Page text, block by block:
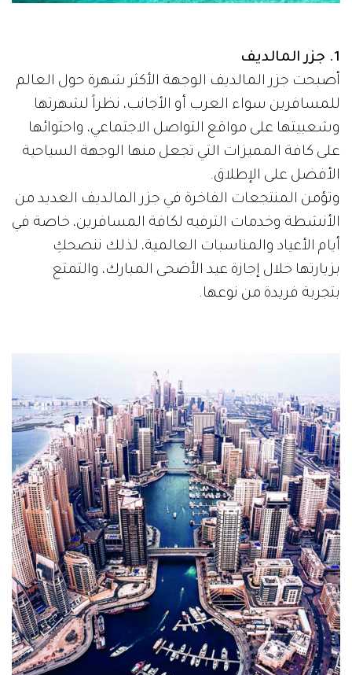
1. جزر المالديف
أصبحت جزر المالديف الوجهة الأكثر شهرة حول العالم
للمسافرين سواء العرب أو الأجانب، نظراً لشهرتها
وشعبيتها على مواقع التواصل الاجتماعي، واحتوائها
على كافة المميزات التي تجعل منها الوجهة السياحية
الأفضل على الإطلاق.
وتؤمن المنتجعات الفاخرة في جزر المالديف العديد من
الأنشطة وخدمات الترفيه لكافة المسافرين، خاصة في
أيام الأعياد والمناسبات العالمية، لذلك ننصحكِ
بزيارتها خلال إجازة عيد الأضحى المبارك، والتمتع
بتجربة فريدة من نوعها.